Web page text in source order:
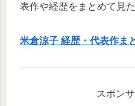
表作や経歴をまとめて見
米倉涼子 経歴・代表作ま
スポン